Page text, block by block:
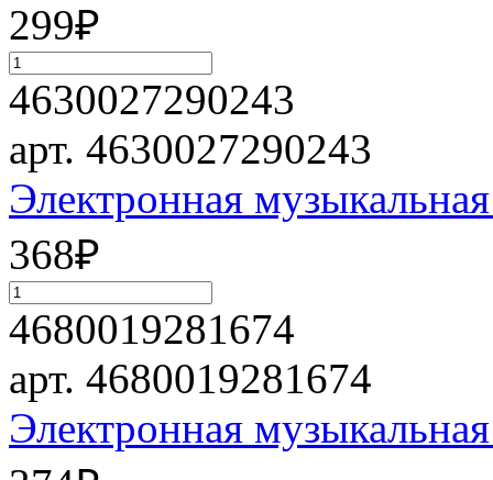
299₽
4630027290243
арт. 4630027290243
Электронная
368₽
4680019281674
арт. 4680019281674
Электронная